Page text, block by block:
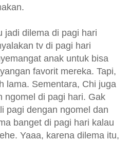
jadi dilema di pagi hari
tv di pagi hari
anak untuk bisa
favorit mereka. Tapi,
lama. Sementara, Chi juga
ngomel di pagi hari. Gak
pagi dengan ngomel dan
banget di pagi hari kalau
Yaaa, karena dilema itu,